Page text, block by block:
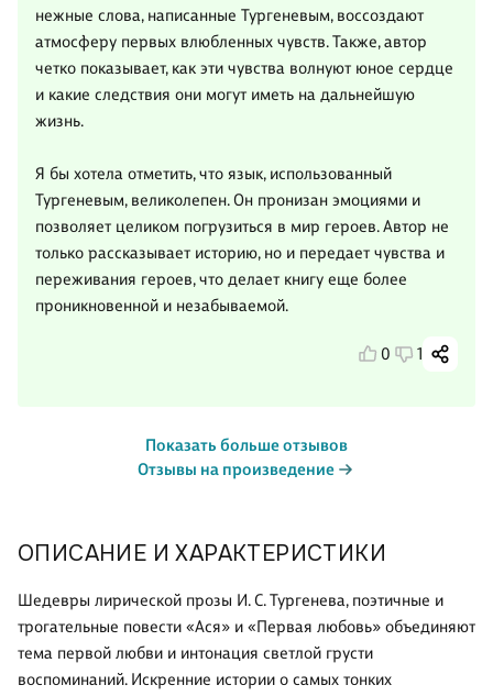
ОПИСАНИЕ И ХАРАКТЕРИСТИКИ
Шедевры лирической прозы И. С. Тургенева, поэтичные и
трогательные повести «Ася» и «Первая любовь» объединяют
тема первой любви и интонация светлой грусти
воспоминаний. Искренние истории о самых тонких
нежные слова, написанные Тургеневым, воссоздают
атмосферу первых влюбленных чувств. Также, автор
четко показывает, как эти чувства волнуют юное сердце
и какие следствия они могут иметь на дальнейшую
жизнь.
Я бы хотела отметить, что язык, использованный
Тургеневым, великолепен. Он пронизан эмоциями и
позволяет целиком погрузиться в мир героев. Автор не
только рассказывает историю, но и передает чувства и
переживания героев, что делает книгу еще более
проникновенной и незабываемой.
0 1
Показать больше отзывов
Отзывы на произведение